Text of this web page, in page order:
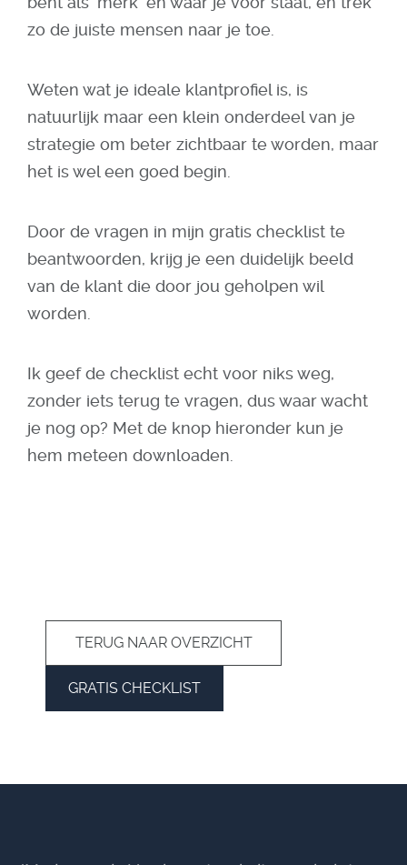
zo de juiste mensen naar je toe.
Weten wat je ideale klantprofiel is, is
natuurlijk maar een klein onderdeel van je
strategie om beter zichtbaar te worden, maar
het is wel een goed begin.
Door de vragen in mijn gratis checklist te
beantwoorden, krijg je een duidelijk beeld
van de klant die door jou geholpen wil
worden.
Ik geef de checklist echt voor niks weg,
zonder iets terug te vragen, dus waar wacht
je nog op? Met de knop hieronder kun je
hem meteen downloaden.
TERUG NAAR OVERZICHT
GRATIS CHECKLIST